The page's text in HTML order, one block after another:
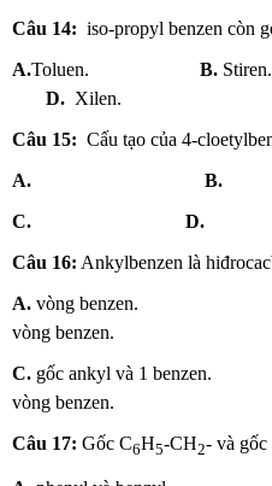
Câu 14: iso-propyl benzen còn
A.Toluen. B.
D. Xilen.
Câu 15: Cấu tạo của 4-
A.
B.
C.
D.
Câu 16: Ankylbenzen là
A. vòng
vòng benzen.
C. gốc ankyl và 1
vòng benzen.
Câu 17: Gốc C6H5-CH2- và gốc